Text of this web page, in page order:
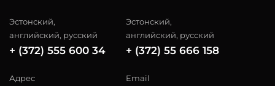
Эстонский,
английский, русский
+ (372) 555 600 34
Эстонский,
английский, русский
+ (372) 55 666 158
Адрес
Email